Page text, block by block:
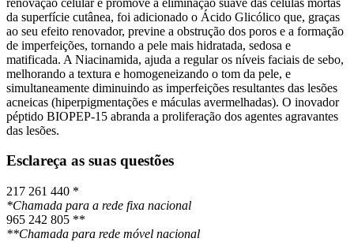
da superfície cutânea, foi adicionado o Ácido Glicólico que, graças
ao seu efeito renovador, previne a obstrução dos poros e a formação
de imperfeições, tornando a pele mais hidratada, sedosa e
matificada. A Niacinamida, ajuda a regular os níveis faciais de sebo,
melhorando a textura e homogeneizando o tom da pele, e
simultaneamente diminuindo as imperfeições resultantes das lesões
acneicas (hiperpigmentações e máculas avermelhadas). O inovador
péptido BIOPEP-15 abranda a proliferação dos agentes agravantes
das lesões.
Esclareça as suas questões
217 261 440 *
*Chamada para a rede fixa nacional
965 242 805 **
**Chamada para rede móvel nacional